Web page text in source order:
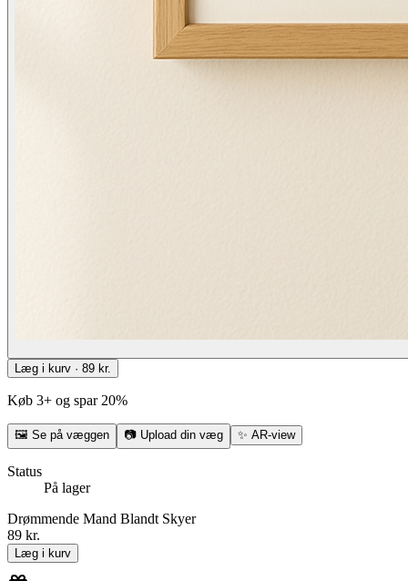
Læg i kurv · 89 kr.
Køb 3+ og spar 20%
🖼 Se på væggen 📷 Upload din væg ✨ AR-view
Status
På lager
Drømmende Mand Blandt Skyer
89 kr.
Læg i kurv